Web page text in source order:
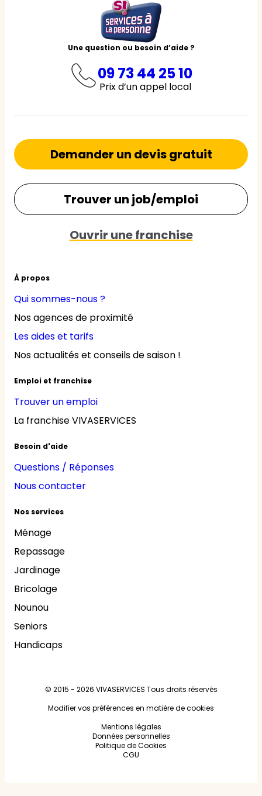
Une question ou besoin d’aide ?
09 73 44 25 10
Prix d’un appel local
À propos
Qui sommes-nous ?
Nos agences de proximité
Les aides et tarifs
Nos actualités et conseils de saison !
Emploi et franchise
Trouver un emploi
La franchise VIVASERVICES
Besoin d'aide
Questions / Réponses
Nous contacter
Nos services
Ménage
Repassage
Jardinage
Bricolage
Nounou
Seniors
Handicaps
Demander un devis gratuit
Trouver un job/emploi
Ouvrir une franchise
© 2015 - 2026 VIVASERVICES Tous droits réservés
Modifier vos préférences en matière de cookies
Mentions légales
Données personnelles
Politique de Cookies
CGU